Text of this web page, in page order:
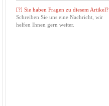
[?] Sie haben Fragen zu diesem Artikel?
Schreiben Sie uns eine Nachricht, wir
helfen Ihnen gern weiter.